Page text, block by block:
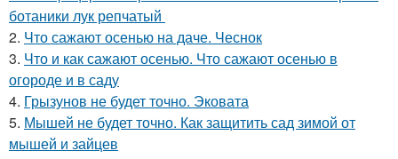
ботаники лук репчатый
2. Что сажают осенью на даче. Чеснок
3. Что и как сажают осенью. Что сажают осенью в
огороде и в саду
4. Грызунов не будет точно. Эковата
5. Мышей не будет точно. Как защитить сад зимой от
мышей и зайцев